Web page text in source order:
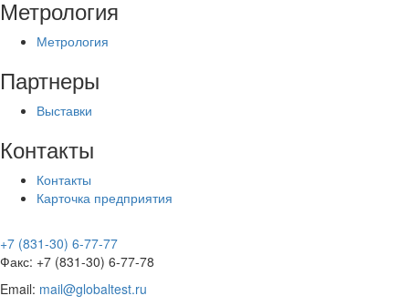
Метрология
Метрология
Партнеры
Выставки
Контакты
Контакты
Карточка предприятия
+7 (831-30) 6-77-77
Факс: +7 (831-30) 6-77-78
Email: mail@globaltest.ru